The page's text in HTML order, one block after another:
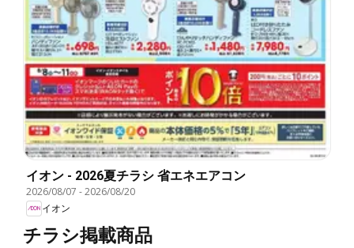
イオン - 2026夏チラシ 省エネエアコン
2026/08/07 -2026/08/20
イオン
チラシ掲載商品